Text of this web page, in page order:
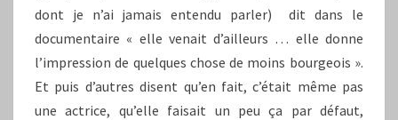
dont je n’ai jamais entendu parler) dit dans le
documentaire « elle venait d’ailleurs … elle donne
l’impression de quelques chose de moins bourgeois ».
Et puis d’autres disent qu’en fait, c’était même pas
une actrice, qu’elle faisait un peu ça par défaut,